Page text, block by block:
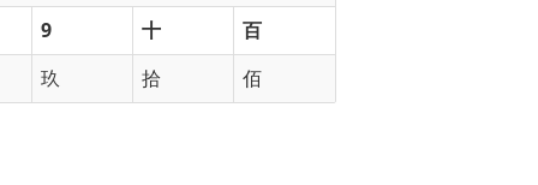
9 十
百
玖
拾 佰